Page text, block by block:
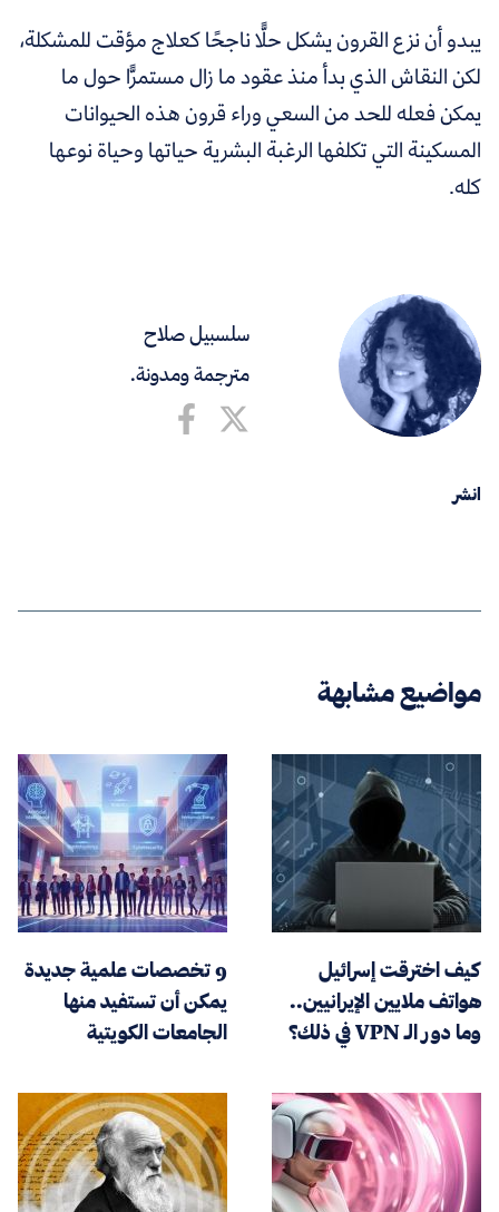
سلسبيل صلاح
مترجمة ومدونة.
انشر
يبدو أن نزع القرون يشكل حلًّا ناجحًا كعلاج مؤقت للمشكلة،
لكن النقاش الذي بدأ منذ عقود ما زال مستمرًّا حول ما
يمكن فعله للحد من السعي وراء قرون هذه الحيوانات
المسكينة التي تكلفها الرغبة البشرية حياتها وحياة نوعها
كله.
مواضيع مشابهة
كيف اخترقت إسرائيل
هواتف ملايين الإيرانيين..
وما دور الـ VPN في ذلك؟
9 تخصصات علمية جديدة
يمكن أن تستفيد منها
الجامعات الكويتية